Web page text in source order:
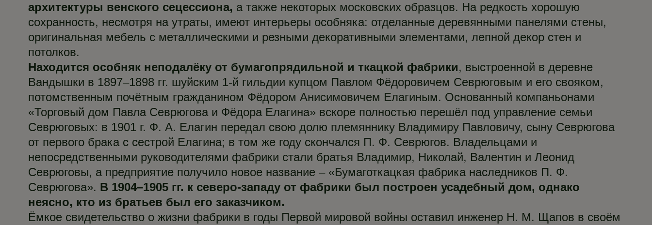
архитектуры венского сецессиона, а также некоторых московских образцов. На редкость хорошую
сохранность, несмотря на утраты, имеют интерьеры особняка: отделанные деревянными панелями стены,
оригинальная мебель с металлическими и резными декоративными элементами, лепной декор стен и
потолков.
Находится особняк неподалёку от бумагопрядильной и ткацкой фабрики, выстроенной в деревне
Вандышки в 1897–1898 гг. шуйским 1-й гильдии купцом Павлом Фёдоровичем Севрюговым и его свояком,
потомственным почётным гражданином Фёдором Анисимовичем Елагиным. Основанный компаньонами
«Торговый дом Павла Севрюгова и Фёдора Елагина» вскоре полностью перешёл под управление семьи
Севрюговых: в 1901 г. Ф. А. Елагин передал свою долю племяннику Владимиру Павловичу, сыну Севрюгова
от первого брака с сестрой Елагина; в том же году скончался П. Ф. Севрюгов. Владельцами и
непосредственными руководителями фабрики стали братья Владимир, Николай, Валентин и Леонид
Севрюговы, а предприятие получило новое название – «Бумаготкацкая фабрика наследников П. Ф.
Севрюгова». В 1904–1905 гг. к северо-западу от фабрики был построен усадебный дом, однако
неясно, кто из братьев был его заказчиком.
Ёмкое свидетельство о жизни фабрики в годы Первой мировой войны оставил инженер Н. М. Щапов в своём